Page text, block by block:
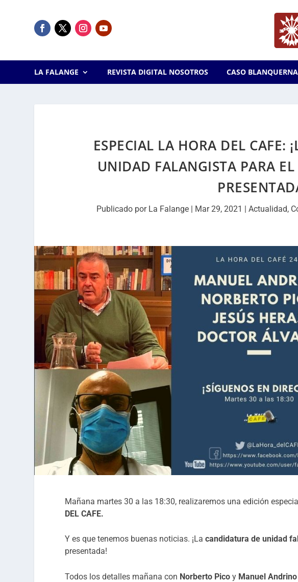
LA FALANGE REVISTA DIGITAL NOSOTROS CASO BLANQUERNA
ESPECIAL LA HORA DEL CAFE:
UNIDAD FALANGISTA PARA
Publicado por La Falange| Mar 29, 2021 | Actualidad,
Mañana martes 30 a las 18:30, realizaremos una edición
DEL CAFE.
Y es que tenemos buenas noticias. ¡Lacandidatura de unidad
presentada!
Todos los detalles mañana con Norberto Pico y Manuel Andrino